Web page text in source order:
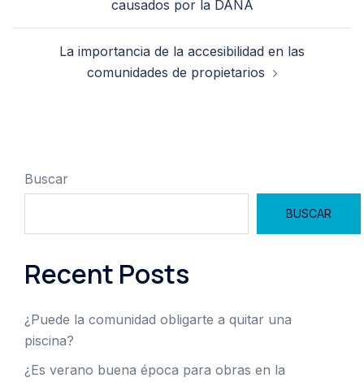
causados por la DANA
La importancia de la accesibilidad en las
comunidades de propietarios
Buscar
BUSCAR
Recent Posts
¿Puede la comunidad obligarte a quitar una
piscina?
¿Es verano buena época para obras en la